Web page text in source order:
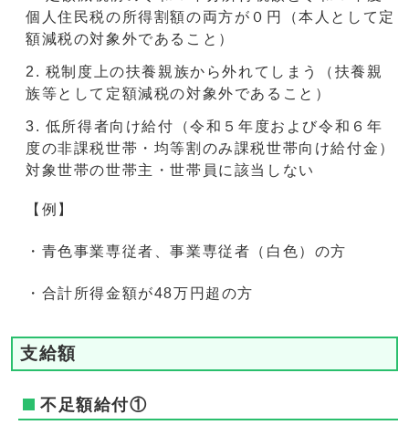
個人住民税の所得割額の両方が０円（本人として定
額減税の対象外であること）
税制度上の扶養親族から外れてしまう（扶養親
族等として定額減税の対象外であること）
低所得者向け給付（令和５年度および令和６年
度の非課税世帯・均等割のみ課税世帯向け給付金）
対象世帯の世帯主・世帯員に該当しない
【例】
・青色事業専従者、事業専従者（白色）の方
・合計所得金額が48万円超の方
支給額
不足額給付①